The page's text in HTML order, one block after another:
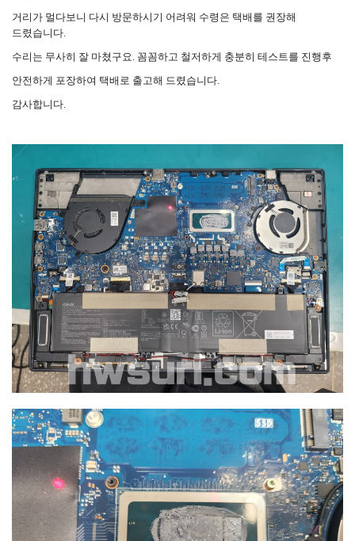
거리가 멀다보니 다시 방문하시기 어려워 수령은 택배를 권장해
드렸습니다.
수리는 무사히 잘 마쳤구요. 꼼꼼하고 철저하게 충분히 테스트를 진행후
안전하게 포장하여 택배로 출고해 드렸습니다.
감사합니다.